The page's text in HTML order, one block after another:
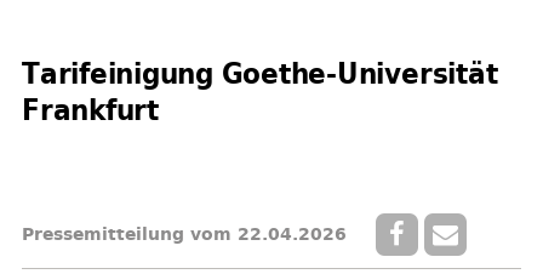
Tarifeinigung Goethe-Universität
Frankfurt
Pressemitteilung vom 22.04.2026